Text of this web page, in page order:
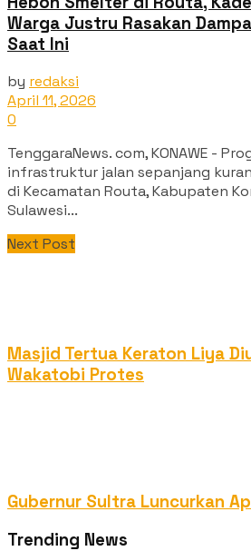
Warga Justru Rasakan
Saat Ini
by redaksi
April 11, 2026
0
TenggaraNews. com, KONAWE -
infrastruktur jalan sepanjang
di Kecamatan Routa, Kabupaten
Sulawesi...
Next Post
Masjid Tertua Keraton Liya
Wakatobi Protes
Gubernur Sultra Luncurkan
Trending News